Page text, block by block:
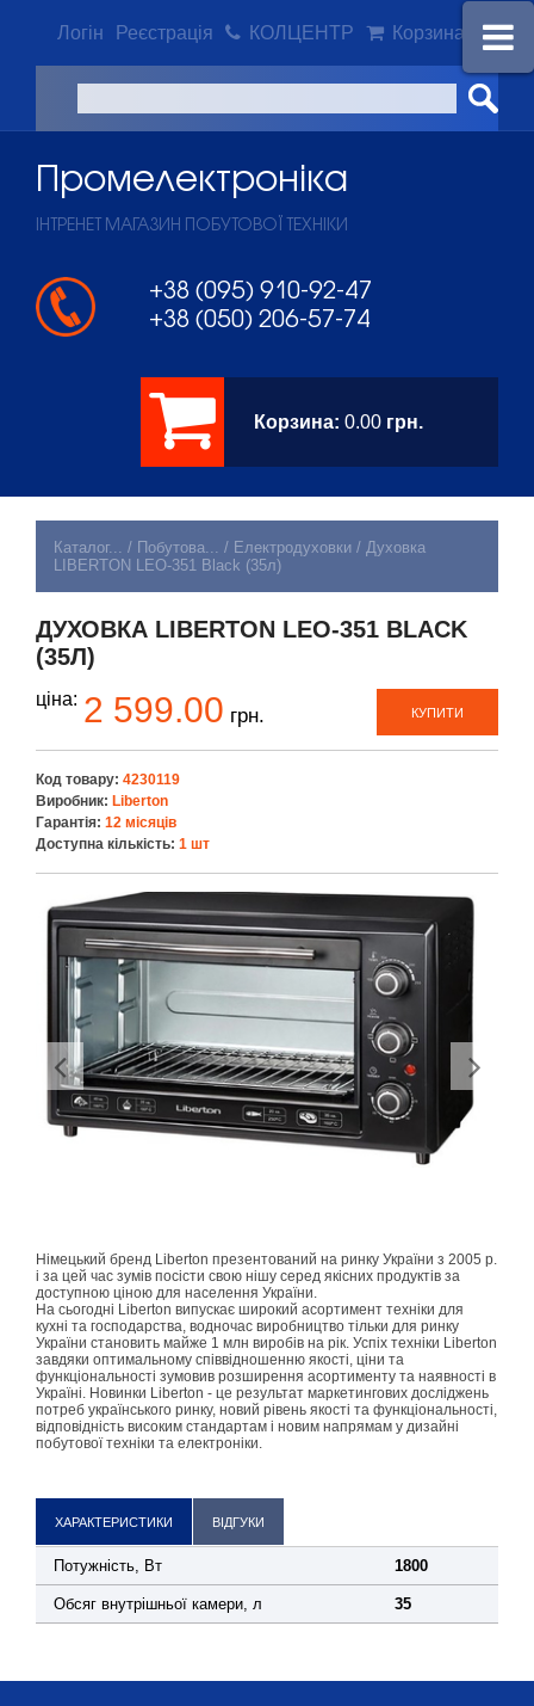
Логін Реєстрація КОЛЦЕНТР Корзина
Промeлектроніка
ІНТРЕНЕТ МАГАЗИН ПОБУТОВОЇ ТЕХНІКИ
+38 (095) 910-92-47
+38 (050) 206-57-74
Корзина: 0.00 грн.
Каталог... / Побутова... / Електродуховки / Духовка
LIBERTON LEO-351 Black (35л)
ДУХОВКА LIBERTON LEO-351 BLACK
(35Л)
КУПИТИ
ціна: 2 599.00 грн.
Код товару: 4230119
Виробник: Liberton
Гарантія: 12 місяців
Доступна кількість: 1 шт
Німецький бренд Liberton презентований на ринку України з 2005 р.
і за цей час зумів посісти свою нішу серед якісних продуктів за
доступною ціною для населення України.
На сьогодні Liberton випускає широкий асортимент техніки для
кухні та господарства, водночас виробництво тільки для ринку
України становить майже 1 млн виробів на рік. Успіх техніки Liberton
завдяки оптимальному співвідношенню якості, ціни та
функціональності зумовив розширення асортименту та наявності в
Україні. Новинки Liberton - це результат маркетингових досліджень
потреб українського ринку, новий рівень якості та функціональності,
відповідність високим стандартам і новим напрямам у дизайні
побутової техніки та електроніки.
ХАРАКТЕРИСТИКИ ВІДГУКИ
Потужність, Вт 1800
Обсяг внутрішньої камери, л 35